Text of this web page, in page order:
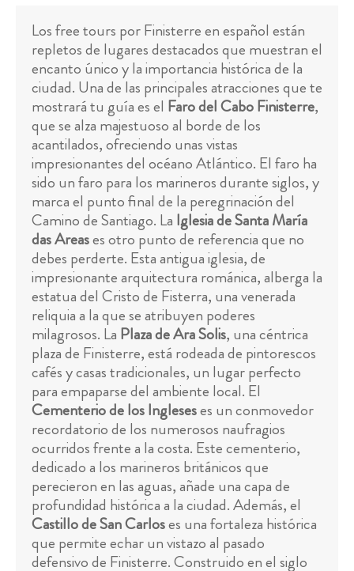
Los free tours por Finisterre en español están
repletos de lugares destacados que muestran el
encanto único y la importancia histórica de la
ciudad. Una de las principales atracciones que te
mostrará tu guía es el Faro del Cabo Finisterre,
que se alza majestuoso al borde de los
acantilados, ofreciendo unas vistas
impresionantes del océano Atlántico. El faro ha
sido un faro para los marineros durante siglos, y
marca el punto final de la peregrinación del
Camino de Santiago. La Iglesia de Santa María
das Areases otro punto de referencia que no
debes perderte. Esta antigua iglesia, de
impresionante arquitectura románica, alberga la
estatua del Cristo de Fisterra, una venerada
reliquia a la que se atribuyen poderes
milagrosos. La Plaza de Ara Solis, una céntrica
plaza de Finisterre, está rodeada de pintorescos
cafés y casas tradicionales, un lugar perfecto
para empaparse del ambiente local. El
Cementerio de los Ingleseses un conmovedor
recordatorio de los numerosos naufragios
ocurridos frente a la costa. Este cementerio,
dedicado a los marineros británicos que
perecieron en las aguas, añade una capa de
profundidad histórica a la ciudad. Además, el
Castillo de San Carloses una fortaleza histórica
que permite echar un vistazo al pasado
defensivo de Finisterre. Construido en el siglo